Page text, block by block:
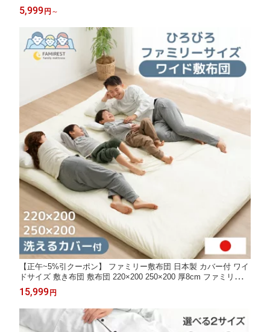
ルサイズ セミダブル ダブル クイーン キング 敷き布団 敷ふとん
布団 来客用 マットレス 布団 軽量 国産 軽い
5,999 円 ～
【正午~5%引クーポン】 ファミリー敷布団 日本製 カバー付 ワイ
ドサイズ 敷き布団 敷布団 220×200 250×200 厚8cm ファミリータ
イプ ワイド 敷き布団 布団 カバー付き 大きい 敷き布団 防ダニ 抗
菌 防臭 敷ふとん しき布団 敷布団 敷き布団 新生活 ファミリーサ
イズ
15,999 円